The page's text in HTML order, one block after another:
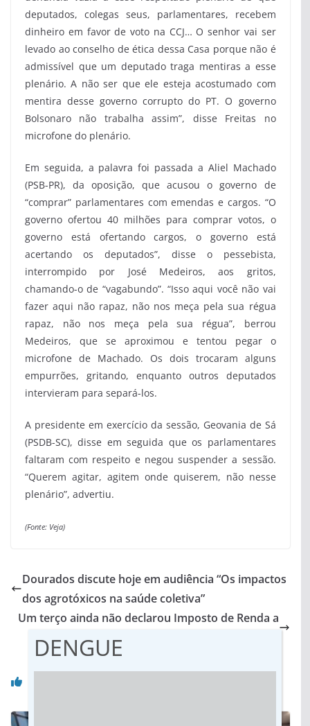
deputados, colegas seus, parlamentares, recebem
dinheiro em favor de voto na CCJ… O senhor vai ser
levado ao conselho de ética dessa Casa porque não é
admissível que um deputado traga mentiras a esse
plenário. A não ser que ele esteja acostumado com
mentira desse governo corrupto do PT. O governo
Bolsonaro não trabalha assim”, disse Freitas no
microfone do plenário.
Em seguida, a palavra foi passada a Aliel Machado
(PSB-PR), da oposição, que acusou o governo de
“comprar” parlamentares com emendas e cargos. “O
governo ofertou 40 milhões para comprar votos, o
governo está ofertando cargos, o governo está
acertando os deputados”, disse o pessebista,
interrompido por José Medeiros, aos gritos,
chamando-o de “vagabundo”. “Isso aqui você não vai
fazer aqui não rapaz, não nos meça pela sua régua
rapaz, não nos meça pela sua régua”, berrou
Medeiros, que se aproximou e tentou pegar o
microfone de Machado. Os dois trocaram alguns
empurrões, gritando, enquanto outros deputados
intervieram para separá-los.
A presidente em exercício da sessão, Geovania de Sá
(PSDB-SC), disse em seguida que os parlamentares
faltaram com respeito e negou suspender a sessão.
“Querem agitar, agitem onde quiserem, não nesse
plenário”, advertiu.
(Fonte: Veja)
Dourados discute hoje em audiência “Os impactos
dos agrotóxicos na saúde coletiva”
Um terço ainda não declarou Imposto de Renda a
Você pode gostar também
DENGUE